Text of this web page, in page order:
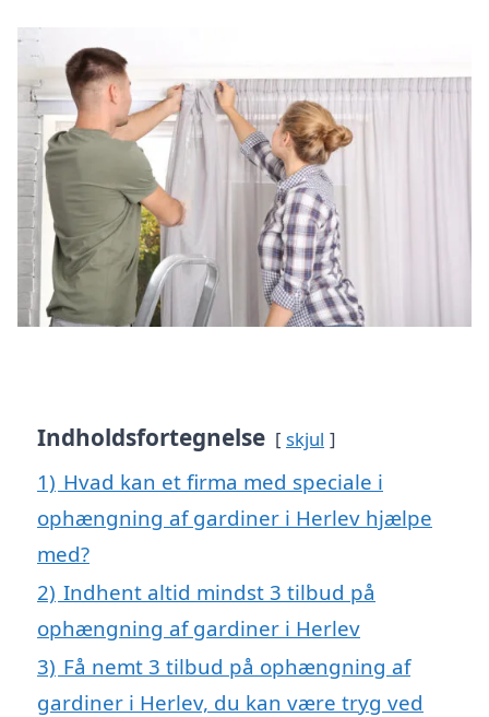
Indholdsfortegnelse skjul
1) Hvad kan et firma med speciale i
ophængning af gardiner i Herlev hjælpe
med?
2) Indhent altid mindst 3 tilbud på
ophængning af gardiner i Herlev
3) Få nemt 3 tilbud på ophængning af
gardiner i Herlev, du kan være tryg ved